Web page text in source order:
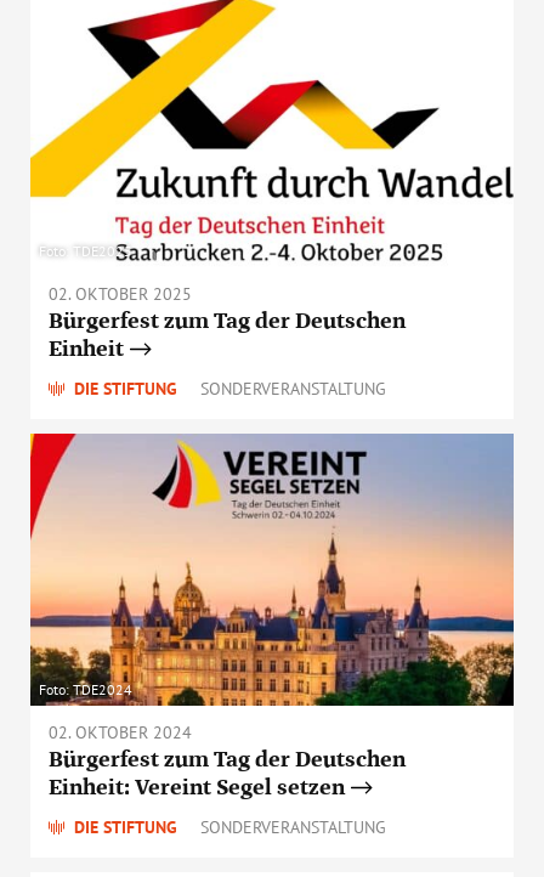
Foto: TDE2025
02. OKTOBER 2025
Bürgerfest zum Tag der Deutschen
Einheit
DIE STIFTUNG SONDERVERANSTALTUNG
Foto: TDE2024
02. OKTOBER 2024
Bürgerfest zum Tag der Deutschen
Einheit: Vereint Segel setzen
DIE STIFTUNG SONDERVERANSTALTUNG